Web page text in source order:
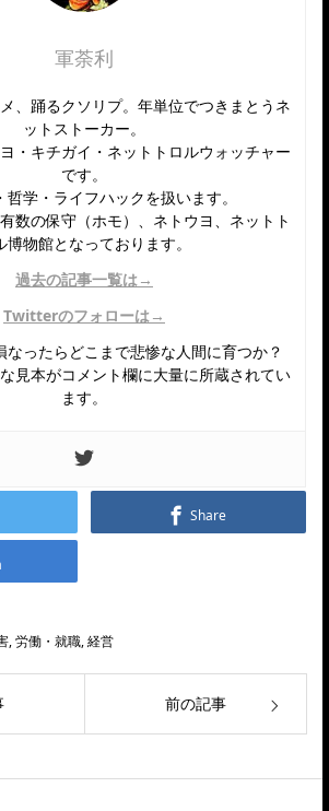
軍荼利
、踊るクソリプ。年単位でつきまとうネ
ットストーカー。
・キチガイ・ネットトロルウォッチャー
です。
哲学・ライフハックを扱います。
数の保守（ホモ）、ネトウヨ、ネットト
博物館となっております。
過去の記事一覧は→
Twitterのフォローは→
なったらどこまで悲惨な人間に育つか？
見本がコメント欄に大量に所蔵されてい
ます。
Share
,労働・就職,経営
前の記事